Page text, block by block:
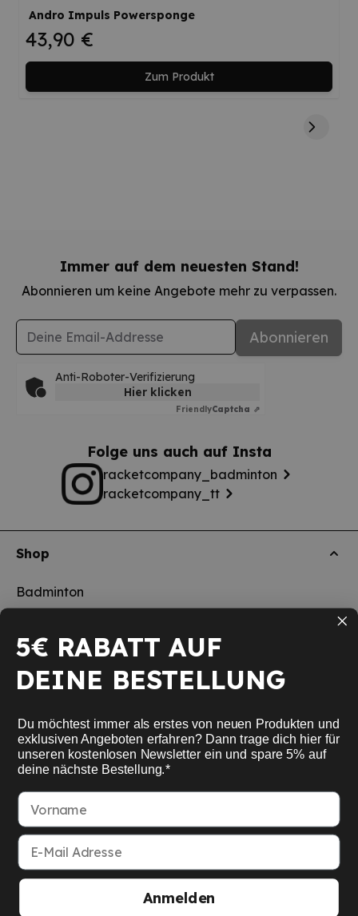
Andro Impuls Powersponge
43,90 €
Zum Produkt
Immer auf dem neuesten Stand!
Abonnieren um keine Angebote mehr zu verpassen.
E-Mail-Adresse Abonnieren
Anti-Roboter-Verifizierung
Hier klicken
FriendlyCaptcha ⇗
Folge uns auch auf Insta
racketcompany_badminton
racketcompany_tt
Shop
Badminton
Squash
Pickleball
Schulsport
Service
Mein Konto
5€ RABATT AUF
DEINE BESTELLUNG
Du möchtest immer als erstes von neuen Produkten und
exklusiven Angeboten erfahren? Dann trage dich hier für
unseren kostenlosen Newsletter ein und spare 5% auf
deine nächste Bestellung.*
Vorname
E-Mail Adresse
Anmelden